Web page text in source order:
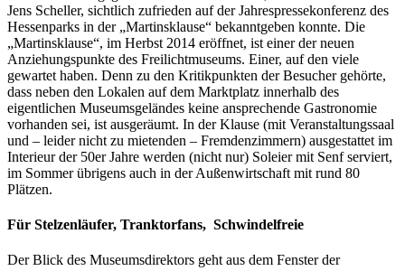
Jens Scheller, sichtlich zufrieden auf der Jahrespressekonferenz des
Hessenparks in der „Martinsklause“ bekanntgeben konnte. Die
„Martinsklause“, im Herbst 2014 eröffnet, ist einer der neuen
Anziehungspunkte des Freilichtmuseums. Einer, auf den viele
gewartet haben. Denn zu den Kritikpunkten der Besucher gehörte,
dass neben den Lokalen auf dem Marktplatz innerhalb des
eigentlichen Museumsgeländes keine ansprechende Gastronomie
vorhanden sei, ist ausgeräumt. In der Klause (mit Veranstaltungssaal
und – leider nicht zu mietenden – Fremdenzimmern) ausgestattet im
Interieur der 50er Jahre werden (nicht nur) Soleier mit Senf serviert,
im Sommer übrigens auch in der Außenwirtschaft mit rund 80
Plätzen.
Für Stelzenläufer, Tranktorfans, Schwindelfreie
Der Blick des Museumsdirektors geht aus dem Fenster der